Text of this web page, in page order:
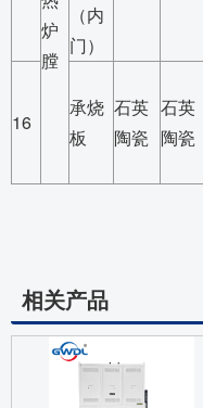
炉
膛
（内
门）
16
承烧
板
石英
陶瓷
石英
陶瓷
相关产品